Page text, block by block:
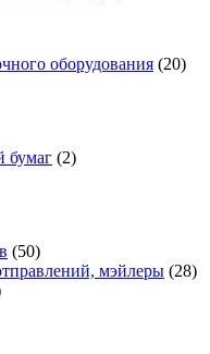
оборудования (20)
бумаг (2)
(50)
мэйлеры (28)